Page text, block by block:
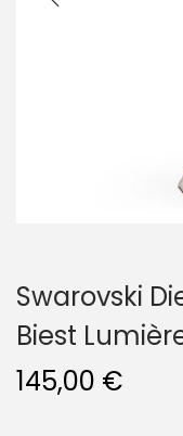
Swarovski
Biest
145,00 €